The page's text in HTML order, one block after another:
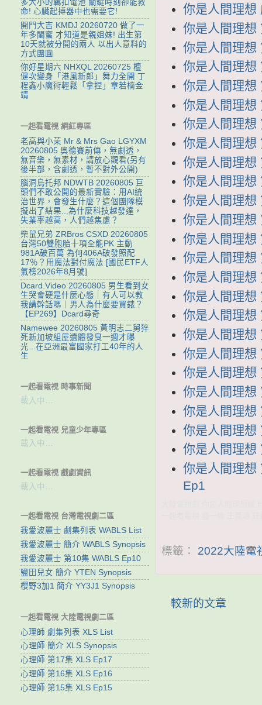
你是人間理想
你是人間理想
你是人間理想
你是人間理想
你是人間理想
你是人間理想
你是人間理想
你是人間理想
你是人間理想
你是人間理想
你是人間理想
你是人間理想
你是人間理想
你是人間理想
你是人間理想
你是人間理想
你是人間理想
你是人間理想
你是人間理想
你是人間理想
你是人間理想
你是人間理想
你是人間理想
你是人間理想
你是人間理想
Ep1
標籤： 2022大陸電
較新的文章
多大小的羈扣電池 關鍵時刻卻能救
命! 心臟起搏器中也需要它!
開門大吉 KMDJ 20260720 做了一
年多閨蜜 才知道是親姐妹! 出生第
10天就被分開的兩人 以出人意料的
方式團圓
你好星期六 NHXQL 20260725 檀
健次變身「港風新郎」舞力全開 丁
程鑫小魔術輕鬆「拿捏」章若楠金
靖
一起看電視 網紅專區
老高與小茉 Mr & Mrs Gao LGYXM
20260805 奧德賽前傳，無劇透，
無音樂，無素材，請放心觀看(另有
後半部，含劇透，暫不對外公開)
腦洞烏托邦 NDWTB 20260805 巨
頭們不敢公開的最新實驗：用AI統
治世界，會發生什麼？這個團隊模
擬出了結果...為什麼科技越發達，
失業率越高，人們越焦慮？
柴鼠兄弟 ZRBros CSXD 20260805
台灣50雙胞胎十項全能PK 主動
981A破百萬 為何406A破發照配
17％？用魔法對付魔法 [國民ETF人
氣榜2026年8月號]
Dcard.Video 20260805 男生看到女
生哭會硬是什麼心態｜有人可以教
我講幹話嗎｜男人為什麼要買錶？
【EP269】Dcard尋奇
Namewee 20260805 黃明志二舅猝
死新加坡組屋遺體發臭一週才曝
光...在亞洲最富國家打工40年的人
生
一起看電視 時事新聞
載入中…
一起看電視 兒童少年專區
載入中…
一起看電視 戲劇資訊
載入中…
一起看電視 台灣電視劇二區
我愛波麗士 劇集列表 WABLS List
我愛波麗士 簡介 WABLS Synopsis
我愛波麗士 第10集 WABLS Ep10
鹽田兒女 簡介 YTEN Synopsis
櫻野3加1 簡介 YY3J1 Synopsis
一起看電視 大陸電視劇二區
心理師 劇集列表 XLS List
心理師 簡介 XLS Synopsis
心理師 第17集 XLS Ep17
心理師 第16集 XLS Ep16
心理師 第15集 XLS Ep15